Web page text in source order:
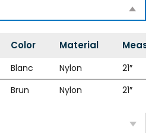
Color Material
Blanc Nylon
21″
Brun Nylon 21″